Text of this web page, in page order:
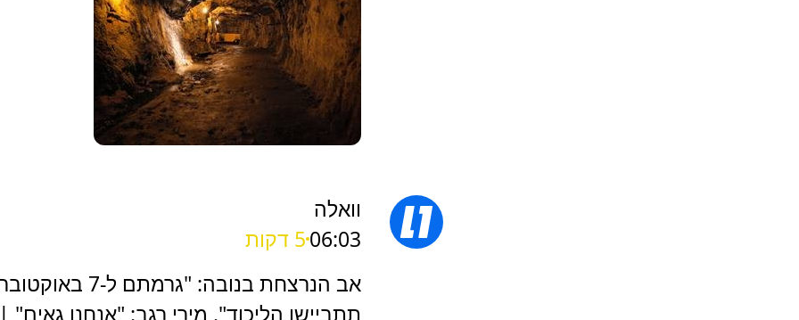
וואלה
06:035 דקות
אב הנרצחת בנובה: "גרמתם ל-7
תתביישו הליכוד". מירי רגב: "אנחנו גאים"